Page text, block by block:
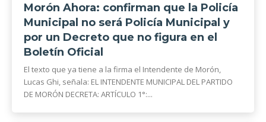
Morón Ahora: confirman que la Policía
Municipal no será Policía Municipal y
por un Decreto que no figura en el
Boletín Oficial
El texto que ya tiene a la firma el Intendente de Morón,
Lucas Ghi, señala: EL INTENDENTE MUNICIPAL DEL PARTIDO
DE MORÓN DECRETA: ARTÍCULO 1°:...